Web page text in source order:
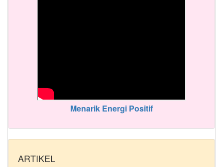
Menarik Energi Positif
ARTIKEL